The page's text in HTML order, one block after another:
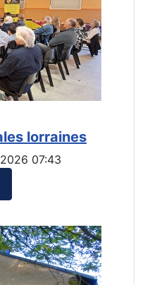
lorraines
07:43